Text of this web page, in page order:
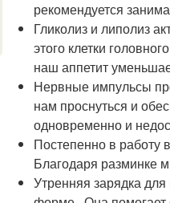
рекомендуется
Гликолиз и липолиз
этого клетки
наш аппетит
Нервные импульсы
нам проснуться и
одновременно и
Постепенно в работу
Благодаря разминке
Утренняя зарядка